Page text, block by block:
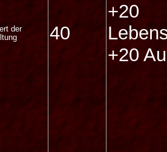
der
40
+20
+20